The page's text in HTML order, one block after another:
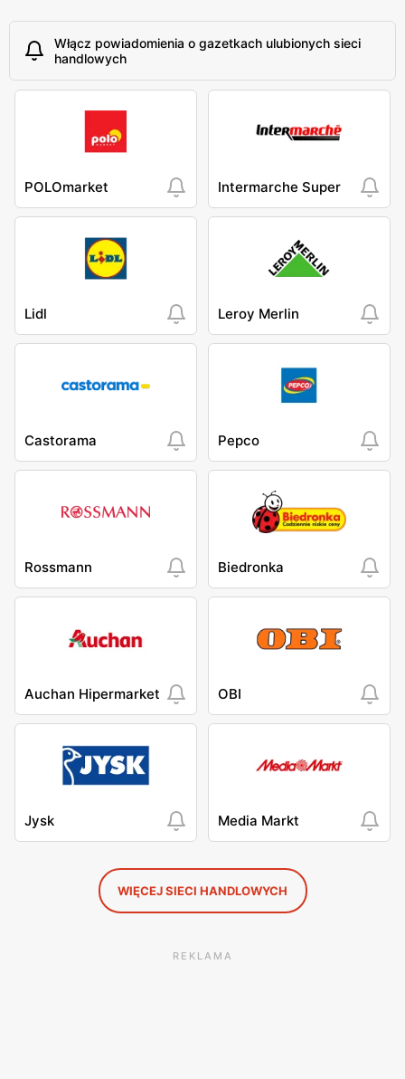
Włącz powiadomienia o gazetkach ulubionych sieci
handlowych
POLOmarket Intermarche Super
Lidl Leroy Merlin
Castorama Pepco
Rossmann Biedronka
Auchan Hipermarket OBI
Jysk Media Markt
WIĘCEJ SIECI HANDLOWYCH
REKLAMA